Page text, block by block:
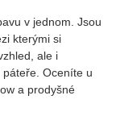
v jednom. Jsou
kterými si
ale i
Oceníte u
a prodyšné